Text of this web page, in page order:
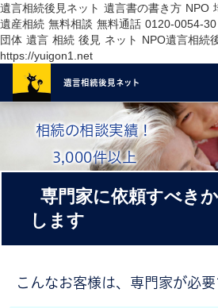
遺言相続後見ネット 遺言書の書き方 NPO
遺産相続 無料相談 無料通話 0120-0054-
団体 遺言 相続 後見 ネット NPO遺言相続
https://yuigon1.net
遺言相続後見ネット
相続の相談実績！
3,000件以上
専門家に依頼すべき
します
こんなお客様は、専門家が必